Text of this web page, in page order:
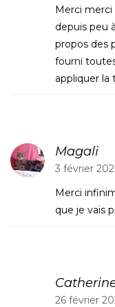
Merci merci
depuis peu
propos des
fourni
appliquer la
Magali
3 février
Merci
que je vais
26 février